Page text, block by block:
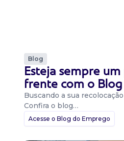
Blog
Esteja sempre um
frente com o
Buscando a sua
Confira o blog…
Acesse o Blog do Emprego